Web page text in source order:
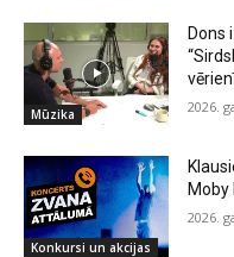
Mūzika
Dons
2026.
Konkursi un akcijas
Moby
2026.